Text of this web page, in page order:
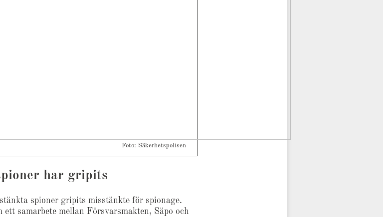
Foto: Säkerhetspolisen
har gripits
spioner gripits misstänkte för spionage.
ett samarbete mellan Försvarsmakten, Säpo och